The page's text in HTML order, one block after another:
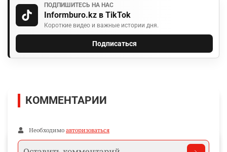
ПОДПИШИТЕСЬ НА НАС
Informburo.kz в TikTok
Короткие видео и важные истории дня.
Подписаться
КОММЕНТАРИИ
Необходимо авторизоваться